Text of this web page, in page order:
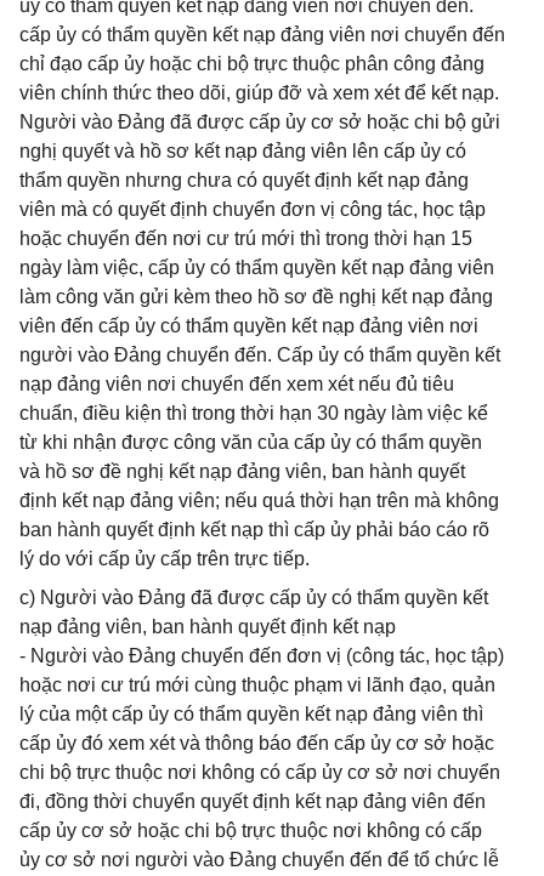
ủy có thẩm quyền kết nạp đảng viên nơi chuyển đến.
cấp ủy có thẩm quyền kết nạp đảng viên nơi chuyển đến
chỉ đạo cấp ủy hoặc chi bộ trực thuộc phân công đảng
viên chính thức theo dõi, giúp đỡ và xem xét để kết nạp.
Người vào Đảng đã được cấp ủy cơ sở hoặc chi bộ gửi
nghị quyết và hồ sơ kết nạp đảng viên lên cấp ủy có
thẩm quyền nhưng chưa có quyết định kết nạp đảng
viên mà có quyết định chuyển đơn vị công tác, học tập
hoặc chuyển đến nơi cư trú mới thì trong thời hạn 15
ngày làm việc, cấp ủy có thẩm quyền kết nạp đảng viên
làm công văn gửi kèm theo hồ sơ đề nghị kết nạp đảng
viên đến cấp ủy có thẩm quyền kết nạp đảng viên nơi
người vào Đảng chuyển đến. Cấp ủy có thẩm quyền kết
nạp đảng viên nơi chuyển đến xem xét nếu đủ tiêu
chuẩn, điều kiện thì trong thời hạn 30 ngày làm việc kể
từ khi nhận được công văn của cấp ủy có thẩm quyền
và hồ sơ đề nghị kết nạp đảng viên, ban hành quyết
định kết nạp đảng viên; nếu quá thời hạn trên mà không
ban hành quyết định kết nạp thì cấp ủy phải báo cáo rõ
lý do với cấp ủy cấp trên trực tiếp.
c) Người vào Đảng đã được cấp ủy có thẩm quyền kết
nạp đảng viên, ban hành quyết định kết nạp
- Người vào Đảng chuyển đến đơn vị (công tác, học tập)
hoặc nơi cư trú mới cùng thuộc phạm vi lãnh đạo, quản
lý của một cấp ủy có thẩm quyền kết nạp đảng viên thì
cấp ủy đó xem xét và thông báo đến cấp ủy cơ sở hoặc
chi bộ trực thuộc nơi không có cấp ủy cơ sở nơi chuyển
đi, đồng thời chuyển quyết định kết nạp đảng viên đến
cấp ủy cơ sở hoặc chi bộ trực thuộc nơi không có cấp
ủy cơ sở nơi người vào Đảng chuyển đến để tổ chức lễ